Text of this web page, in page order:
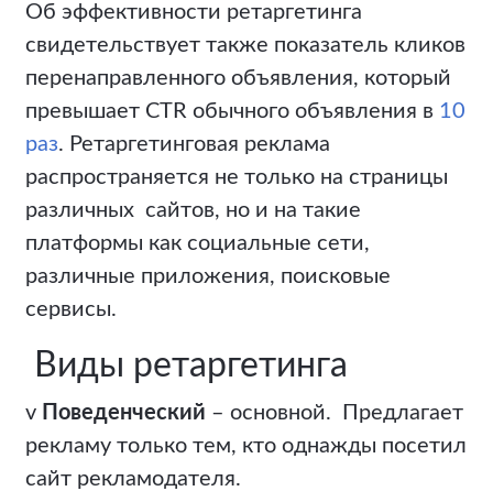
Об эффективности ретаргетинга
свидетельствует также показатель кликов
перенаправленного объявления, который
превышает CTR обычного объявления в 10
раз. Ретаргетинговая реклама
распространяется не только на страницы
различных сайтов, но и на такие
платформы как социальные сети,
различные приложения, поисковые
сервисы.
Виды ретаргетинга
v Поведенческий – основной. Предлагает
рекламу только тем, кто однажды посетил
сайт рекламодателя.